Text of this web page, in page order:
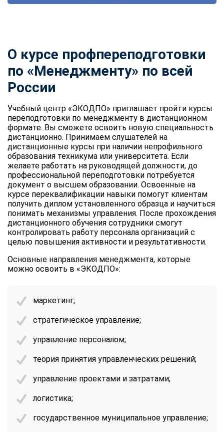
О курсе профпереподготовки
по «Менеджменту» по всей
России
Учебный центр «ЭКОДПО» приглашает пройти курсы
переподготовки по менеджменту в дистанционном
формате. Вы сможете освоить новую специальность
дистанционно. Принимаем слушателей на
дистанционные курсы при наличии непрофильного
образования техникума или университета. Если
желаете работать на руководящей должности, до
профессиональной переподготовки потребуется
документ о высшем образовании. Освоенные на
курсе переквалификации навыки помогут клиентам
получить диплом установленного образца и научиться
понимать механизмы управления. После прохождения
дистанционного обучения сотрудники смогут
контролировать работу персонала организаций с
целью повышения активности и результативности.
Основные направления менеджмента, которые
можно освоить в «ЭКОДПО»:
маркетинг;
стратегическое управление;
управление персоналом;
теория принятия управленческих решений;
управление проектами и затратами;
логистика;
государственное муниципальное управление;